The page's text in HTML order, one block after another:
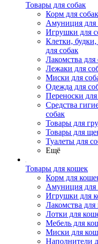
Товары для собак
Корм для собак
Амуниция для
Игрушки для
Клетки,
для собак
Лакомства для
Лежаки для
Миски для
Одежда для
Переноски для
Средства
собак
Товары для
Товары для
Туалеты для
Ещё
Товары для кошек
Корм для
Амуниция для
Игрушки для
Лакомства
Лотки для
Мебель для
Миски для
Наполнители